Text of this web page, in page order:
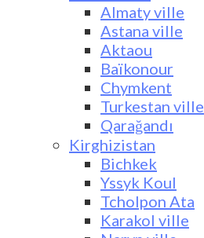
Almaty ville
Astana ville
Aktaou
Baïkonour
Chymkent
Turkestan ville
Qarağandı
Kirghizistan
Bichkek
Yssyk Koul
Tcholpon Ata
Karakol ville